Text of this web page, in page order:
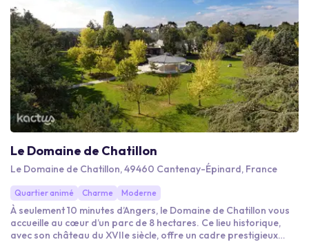
Le Domaine de Chatillon
Le Domaine de Chatillon, 49460 Cantenay-Épinard, France
Quartier animé Charme Moderne
À seulement 10 minutes d’Angers, le Domaine de Chatillon vous
accueille au cœur d’un parc de 8 hectares. Ce lieu historique,
avec son château du XVIIe siècle, offre un cadre prestigieux